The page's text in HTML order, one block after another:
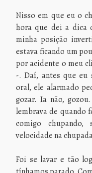
Nisso em que eu o
hora que dei a dica
minha posição
estava ficando um
por acidente o meu
-. Daí, antes que eu
oral, ele alarmado
gozar. Ia não,
lembrava de quando
comigo
velocidade na
Foi se lavar e tão